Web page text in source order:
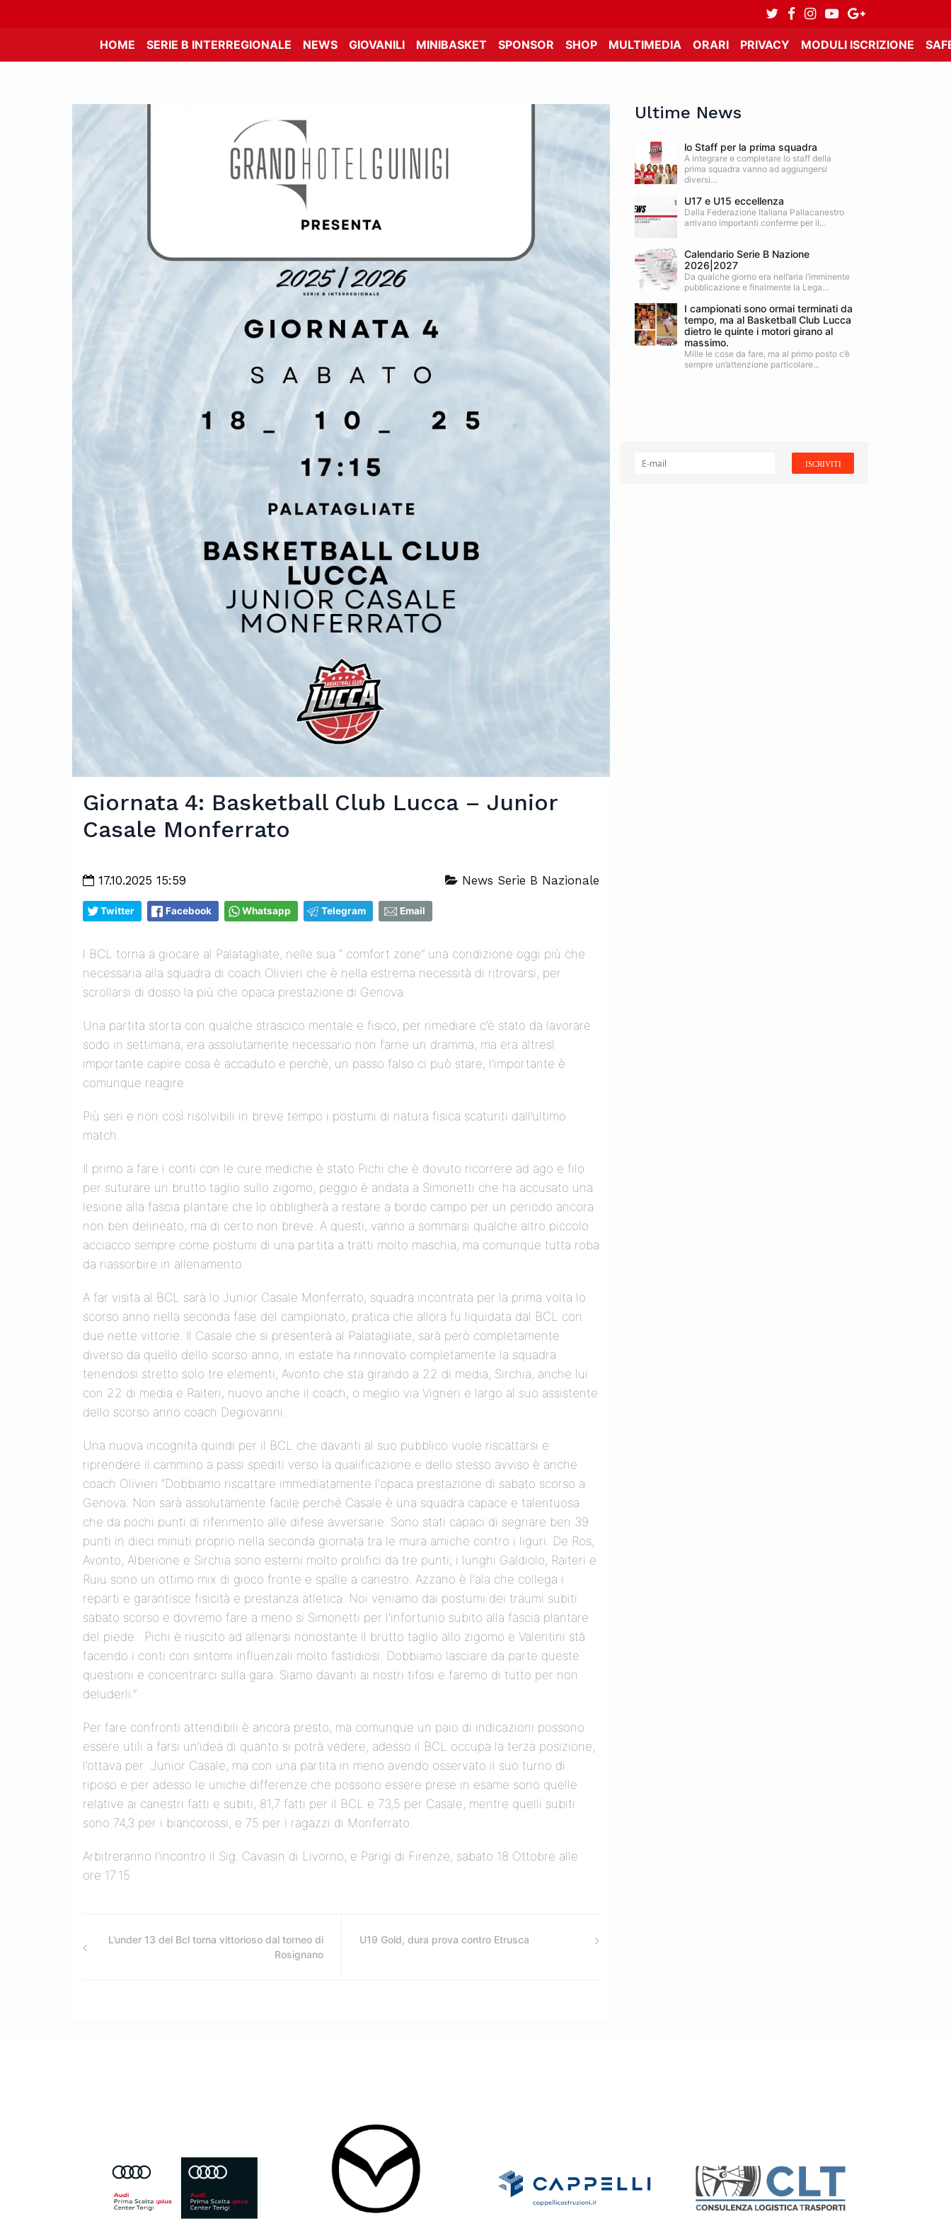
HOME SERIE B INTERREGIONALE NEWS GIOVANILI MINIBASKET SPONSOR SHOP MULTIMEDIA ORARI PRIVACY MODULI ISCRIZIONE
Giornata 4: Basketball Club Lucca – Junior
Casale Monferrato
17.10.2025 15:59 News Serie B Nazionale
Twitter Facebook Whatsapp Telegram Email
l BCL torna a giocare al Palatagliate, nelle sua “ comfort zone” una condizione oggi più che
necessaria alla squadra di coach Olivieri che è nella estrema necessità di ritrovarsi, per
scrollarsi di dosso la più che opaca prestazione di Genova.
Una partita storta con qualche strascico mentale e fisico, per rimediare c’è stato da lavorare
sodo in settimana, era assolutamente necessario non farne un dramma, ma era altresì
importante capire cosa è accaduto e perchè, un passo falso ci può stare, l’importante è
comunque reagire
Più seri e non così risolvibili in breve tempo i postumi di natura fisica scaturiti dall’ultimo
match.
Il primo a fare i conti con le cure mediche è stato Pichi che è dovuto ricorrere ad ago e filo
per suturare un brutto taglio sullo zigomo, peggio è andata a Simonetti che ha accusato una
lesione alla fascia plantare che lo obbligherà a restare a bordo campo per un periodo ancora
non ben delineato, ma di certo non breve. A questi, vanno a sommarsi qualche altro piccolo
acciacco sempre come postumi di una partita a tratti molto maschia, ma comunque tutta roba
da riassorbire in allenamento.
A far visita al BCL sarà lo Junior Casale Monferrato, squadra incontrata per la prima volta lo
scorso anno nella seconda fase del campionato, pratica che allora fu liquidata dal BCL con
due nette vittorie. Il Casale che si presenterà al Palatagliate, sarà però completamente
diverso da quello dello scorso anno, in estate ha rinnovato completamente la squadra
tenendosi stretto solo tre elementi, Avonto che sta girando a 22 di media, Sirchia, anche lui
con 22 di media e Raiteri, nuovo anche il coach, o meglio via Vigneri e largo al suo assistente
dello scorso anno coach Degiovanni.
Una nuova incognita quindi per il BCL che davanti al suo pubblico vuole riscattarsi e
riprendere il cammino a passi spediti verso la qualificazione e dello stesso avviso è anche
coach Olivieri “Dobbiamo riscattare immediatamente l'opaca prestazione di sabato scorso a
Genova. Non sarà assolutamente facile perché Casale è una squadra capace e talentuosa
che da pochi punti di riferimento alle difese avversarie. Sono stati capaci di segnare ben 39
punti in dieci minuti proprio nella seconda giornata tra le mura amiche contro i liguri. De Ros,
Avonto, Alberione e Sirchia sono esterni molto prolifici da tre punti; i lunghi Galdiolo, Raiteri e
Ruiu sono un ottimo mix di gioco fronte e spalle a canestro. Azzano è l'ala che collega i
reparti e garantisce fisicità e prestanza atletica. Noi veniamo dai postumi dei traumi subiti
sabato scorso e dovremo fare a meno si Simonetti per l'infortunio subito alla fascia plantare
del piede. Pichi è riuscito ad allenarsi nonostante il brutto taglio allo zigomo e Valentini stà
facendo i conti con sintomi influenzali molto fastidiosi. Dobbiamo lasciare da parte queste
questioni e concentrarci sulla gara. Siamo davanti ai nostri tifosi e faremo di tutto per non
deluderli.”
Per fare confronti attendibili è ancora presto, ma comunque un paio di indicazioni possono
essere utili a farsi un’idea di quanto si potrà vedere, adesso il BCL occupa la terza posizione,
l’ottava per Junior Casale, ma con una partita in meno avendo osservato il suo turno di
riposo e per adesso le uniche differenze che possono essere prese in esame sono quelle
relative ai canestri fatti e subiti, 81,7 fatti per il BCL e 73,5 per Casale, mentre quelli subiti
sono 74,3 per i biancorossi, e 75 per i ragazzi di Monferrato.
Arbitreranno l’incontro il Sig. Cavasin di Livorno, e Parigi di Firenze, sabato 18 Ottobre alle
ore 17:15
L’under 13 del Bcl torna vittorioso dal torneo di
Rosignano
U19 Gold, dura prova contro Etrusca
Ultime News
lo Staff per la prima squadra
A integrare e completare lo staff della
prima squadra vanno ad aggiungersi
diversi...
U17 e U15 eccellenza
Dalla Federazione Italiana Pallacanestro
arrivano importanti conferme per il...
Calendario Serie B Nazione
2026|2027
Da qualche giorno era nell’aria l’imminente
pubblicazione e finalmente la Lega...
I campionati sono ormai terminati da
tempo, ma al Basketball Club Lucca
dietro le quinte i motori girano al
massimo.
Mille le cose da fare, ma al primo posto c’è
sempre un’attenzione particolare...